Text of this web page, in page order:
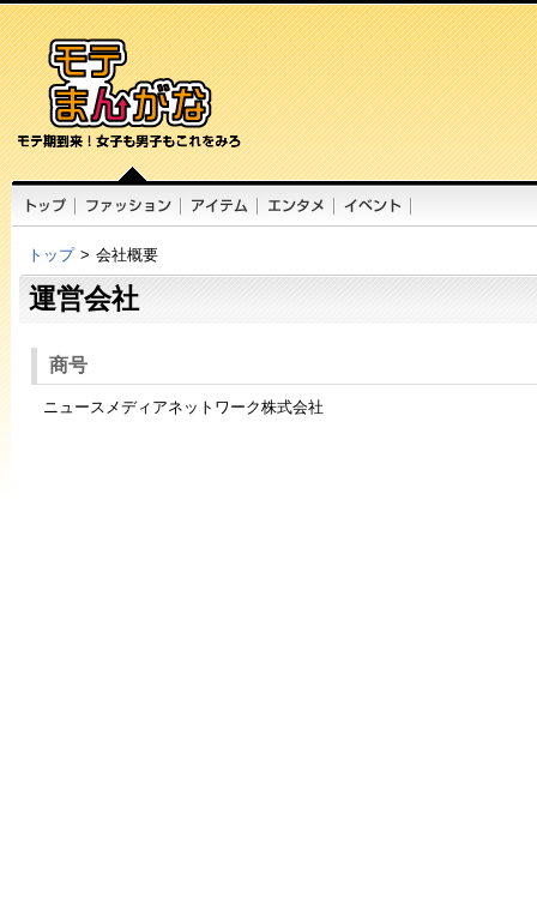
トップ > 会社概要
運営会社
商号
ニュースメディアネットワーク株式会社